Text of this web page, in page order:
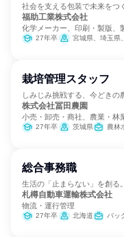
社会を支える包装で未来をつ
福助工業株式会社
化学メーカー、印刷・製版、
27年卒 宮城県、埼玉県、東京都、神奈川県、静岡県、愛知県、三重県
栽培管理スタッフ
しみじみ挑戦する、今どきの
株式会社冨田農園
小売・卸売・商社、農業・林
27年卒 茨城県 農林
総合事務職
生活の「止まらない」を創る
札樽自動車運輸株式会社
物流・運行管理
27年卒 北海道 バッ